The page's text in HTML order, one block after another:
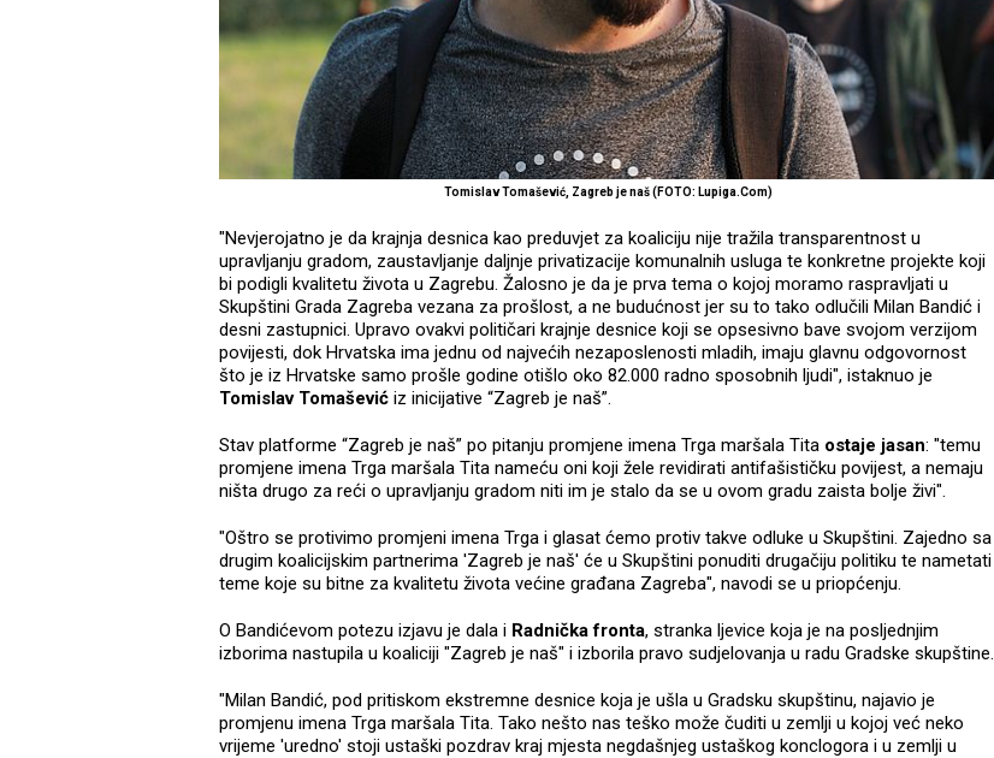
Tomislav Tomašević, Zagreb je naš (FOTO: Lupiga.Com)
"Nevjerojatno je da krajnja desnica kao preduvjet za koaliciju nije tražila transparentnost u
upravljanju gradom, zaustavljanje daljnje privatizacije komunalnih usluga te konkretne projekte koji
bi podigli kvalitetu života u Zagrebu. Žalosno je da je prva tema o kojoj moramo raspravljati u
Skupštini Grada Zagreba vezana za prošlost, a ne budućnost jer su to tako odlučili Milan Bandić i
desni zastupnici. Upravo ovakvi političari krajnje desnice koji se opsesivno bave svojom verzijom
povijesti, dok Hrvatska ima jednu od najvećih nezaposlenosti mladih, imaju glavnu odgovornost
što je iz Hrvatske samo prošle godine otišlo oko 82.000 radno sposobnih ljudi", istaknuo je
Tomislav Tomašević iz inicijative “Zagreb je naš”.
Stav platforme “Zagreb je naš” po pitanju promjene imena Trga maršala Tita ostaje jasan: "temu
promjene imena Trga maršala Tita nameću oni koji žele revidirati antifašističku povijest, a nemaju
ništa drugo za reći o upravljanju gradom niti im je stalo da se u ovom gradu zaista bolje živi".
"Oštro se protivimo promjeni imena Trga i glasat ćemo protiv takve odluke u Skupštini. Zajedno sa
drugim koalicijskim partnerima 'Zagreb je naš' će u Skupštini ponuditi drugačiju politiku te nametati
teme koje su bitne za kvalitetu života većine građana Zagreba", navodi se u priopćenju.
O Bandićevom potezu izjavu je dala i Radnička fronta, stranka ljevice koja je na posljednjim
izborima nastupila u koaliciji "Zagreb je naš" i izborila pravo sudjelovanja u radu Gradske skupštine.
"Milan Bandić, pod pritiskom ekstremne desnice koja je ušla u Gradsku skupštinu, najavio je
promjenu imena Trga maršala Tita. Tako nešto nas teško može čuditi u zemlji u kojoj već neko
vrijeme 'uredno' stoji ustaški pozdrav kraj mjesta negdašnjeg ustaškog konclogora i u zemlji u